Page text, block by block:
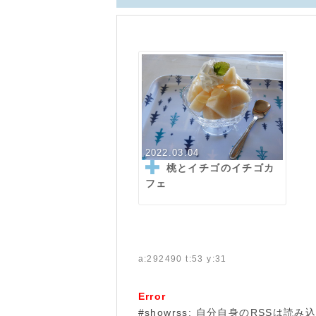
2022.03.04
桃とイチゴのイチゴカ
フェ
a:292490 t:53 y:31
Error
#showrss: 自分自身のRSSは読み